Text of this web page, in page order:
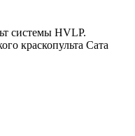
системы HVLP.
краскопульта Сата